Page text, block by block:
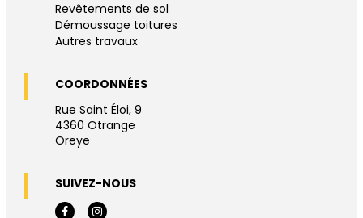
Revêtements de sol
Démoussage toitures
Autres travaux
COORDONNÉES
Rue Saint Éloi, 9
4360 Otrange
Oreye
SUIVEZ-NOUS